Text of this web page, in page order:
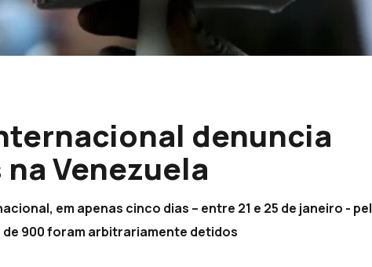
denuncia
Venezuela
em apenas cinco dias – entre 21 e 25 de janeiro -
de 900 foram arbitrariamente detidos